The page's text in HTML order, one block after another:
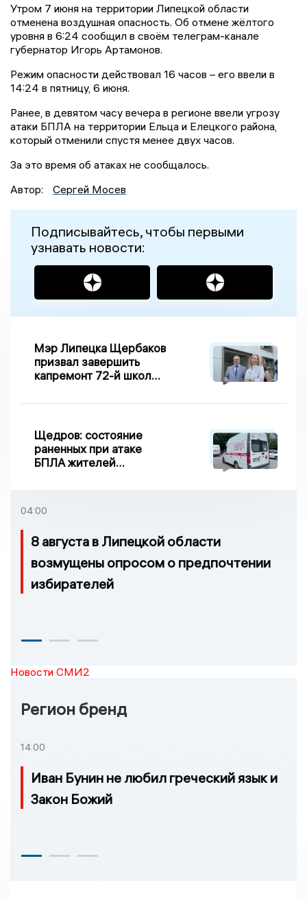
Утром 7 июня на территории Липецкой области
отменена воздушная опасность. Об отмене жёлтого
уровня в 6:24 сообщил в своём телеграм-канале
губернатор Игорь Артамонов.
Режим опасности действовал 16 часов – его ввели в
14:24 в пятницу, 6 июня.
Ранее, в девятом часу вечера в регионе ввели угрозу
атаки БПЛА на территории Ельца и Елецкого района,
который отменили спустя менее двух часов.
За это время об атаках не сообщалось.
Автор:
Сергей Мосев
Подписывайтесь, чтобы первыми
узнавать новости:
Мэр Липецка Щербаков
призвал завершить
капремонт 72-й школы
Щедров: состояние
раненных при атаке
БПЛА жителей
04:00
8 августа в Липецкой области
возмущены опросом о предпочтении
избирателей
Новости СМИ2
Регион бренд
14:00
Иван Бунин не любил греческий язык и
Закон Божий